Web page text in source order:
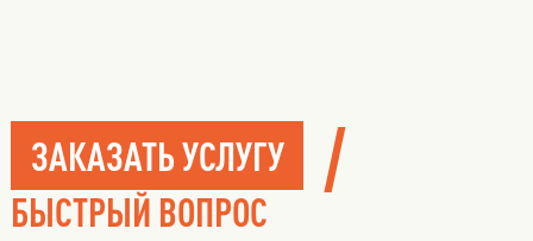
ЗАКАЗАТЬ УСЛУГУ /
БЫСТРЫЙ ВОПРОС